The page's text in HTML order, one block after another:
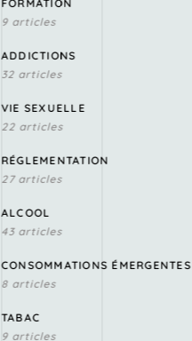
FORMATION
9 articles
ADDICTIONS
32 articles
VIE SEXUELLE
22 articles
RÉGLEMENTATION
27 articles
ALCOOL
43 articles
CONSOMMATIONS ÉMERGENTES
8 articles
TABAC
9 articles